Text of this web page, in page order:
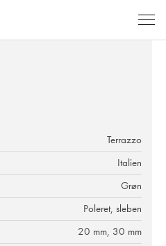
Terrazzo
Italien
Grøn
Poleret, sleben
20 mm, 30 mm